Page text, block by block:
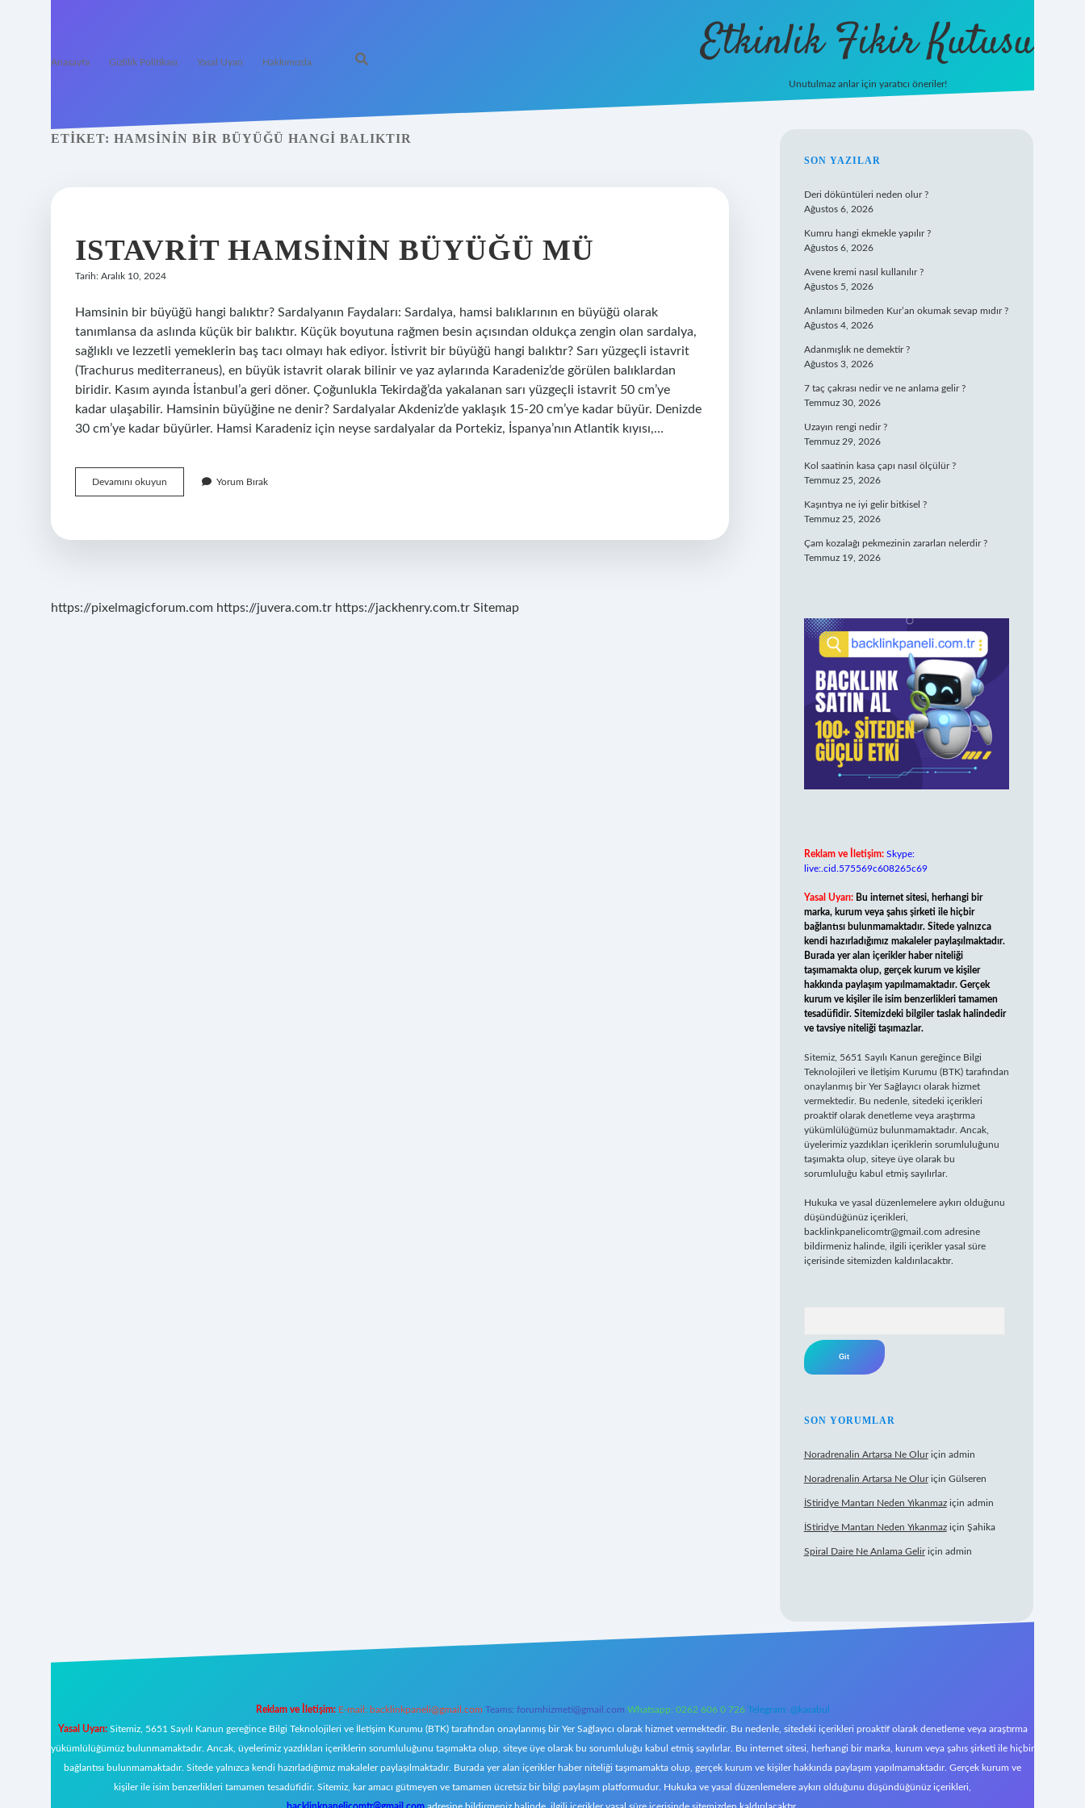
Anasayfa Gizlilik Politikası Yasal Uyarı Hakkımızda Etkinlik Fikir Kutusu
Unutulmaz anlar için yaratıcı öneriler!
ETIKET: HAMSININ BIR BÜYÜĞÜ HANGI BALIKTIR
ISTAVRIT HAMSININ BÜYÜĞÜ MÜ
Tarih: Aralık 10, 2024
Hamsinin bir büyüğü hangi balıktır? Sardalyanın Faydaları: Sardalya, hamsi balıklarının en büyüğü olarak
tanımlansa da aslında küçük bir balıktır. Küçük boyutuna rağmen besin açısından oldukça zengin olan sardalya,
sağlıklı ve lezzetli yemeklerin baş tacı olmayı hak ediyor. İstivrit bir büyüğü hangi balıktır? Sarı yüzgeçli istavrit
(Trachurus mediterraneus), en büyük istavrit olarak bilinir ve yaz aylarında Karadeniz’de görülen balıklardan
biridir. Kasım ayında İstanbul’a geri döner. Çoğunlukla Tekirdağ’da yakalanan sarı yüzgeçli istavrit 50 cm’ye
kadar ulaşabilir. Hamsinin büyüğine ne denir? Sardalyalar Akdeniz’de yaklaşık 15-20 cm’ye kadar büyür. Denizde
30 cm’ye kadar büyürler. Hamsi Karadeniz için neyse sardalyalar da Portekiz, İspanya’nın Atlantik kıyısı,…
Devamını okuyun
Hamsinin
Yorum Bırak
https://pixelmagicforum.com https://juvera.com.tr https://jackhenry.com.tr Sitemap
SIDEBAR
SON YAZILAR
Deri döküntüleri neden olur ?
Ağustos 6, 2026
Kumru hangi ekmekle yapılır ?
Ağustos 6, 2026
Avene kremi nasıl kullanılır ?
Ağustos 5, 2026
Anlamını bilmeden Kur’an okumak sevap mıdır ?
Ağustos 4, 2026
Adanmışlık ne demektir ?
Ağustos 3, 2026
7 taç çakrası nedir ve ne anlama gelir ?
Temmuz 30, 2026
Uzayın rengi nedir ?
Temmuz 29, 2026
Kol saatinin kasa çapı nasıl ölçülür ?
Temmuz 25, 2026
Kaşıntıya ne iyi gelir bitkisel ?
Temmuz 25, 2026
Çam kozalağı pekmezinin zararları nelerdir ?
Temmuz 19, 2026
Reklam ve İletişim: Skype:
live:.cid.575569c608265c69
Yasal Uyarı: Bu internet sitesi, herhangi bir
marka, kurum veya şahıs şirketi ile hiçbir
bağlantısı bulunmamaktadır. Sitede yalnızca
kendi hazırladığımız makaleler paylaşılmaktadır.
Burada yer alan içerikler haber niteliği
taşımamakta olup, gerçek kurum ve kişiler
hakkında paylaşım yapılmamaktadır. Gerçek
kurum ve kişiler ile isim benzerlikleri tamamen
tesadüfidir. Sitemizdeki bilgiler taslak halindedir
ve tavsiye niteliği taşımazlar.
Sitemiz, 5651 Sayılı Kanun gereğince Bilgi
Teknolojileri ve İletişim Kurumu (BTK) tarafından
onaylanmış bir Yer Sağlayıcı olarak hizmet
vermektedir. Bu nedenle, sitedeki içerikleri
proaktif olarak denetleme veya araştırma
yükümlülüğümüz bulunmamaktadır. Ancak,
üyelerimiz yazdıkları içeriklerin sorumluluğunu
taşımakta olup, siteye üye olarak bu
sorumluluğu kabul etmiş sayılırlar.
Hukuka ve yasal düzenlemelere aykırı olduğunu
düşündüğünüz içerikleri,
backlinkpanelicomtr@gmail.com adresine
bildirmeniz halinde, ilgili içerikler yasal süre
içerisinde sitemizden kaldırılacaktır.
SON YORUMLAR
Noradrenalin Artarsa Ne Oluriçin admin
Noradrenalin Artarsa Ne Oluriçin Gülseren
İStiridye Mantarı Neden Yıkanmaziçin admin
İStiridye Mantarı Neden Yıkanmaziçin Şahika
Spiral Daire Ne Anlama Geliriçin admin
Reklam ve İletişim: E-mail: backlinkpaneli@gmail.com Teams: forumhizmeti@gmail.com Whatsapp: 0262 606 0 726 Telegram: @karabul
Yasal Uyarı:Sitemiz, 5651 Sayılı Kanun gereğince Bilgi Teknolojileri ve İletişim Kurumu (BTK) tarafından onaylanmış bir Yer Sağlayıcı olarak hizmet vermektedir. Bu nedenle, sitedeki içerikleri proaktif olarak denetleme veya araştırma
yükümlülüğümüz bulunmamaktadır. Ancak, üyelerimiz yazdıkları içeriklerin sorumluluğunu taşımakta olup, siteye üye olarak bu sorumluluğu kabul etmiş sayılırlar. Bu internet sitesi, herhangi bir marka, kurum veya şahıs şirketi ile hiçbir
bağlantısı bulunmamaktadır. Sitede yalnızca kendi hazırladığımız makaleler paylaşılmaktadır. Burada yer alan içerikler haber niteliği taşımamakta olup, gerçek kurum ve kişiler hakkında paylaşım yapılmamaktadır. Gerçek kurum ve
kişiler ile isim benzerlikleri tamamen tesadüfidir. Sitemiz, kar amacı gütmeyen ve tamamen ücretsiz bir bilgi paylaşım platformudur. Hukuka ve yasal düzenlemelere aykırı olduğunu düşündüğünüz içerikleri,